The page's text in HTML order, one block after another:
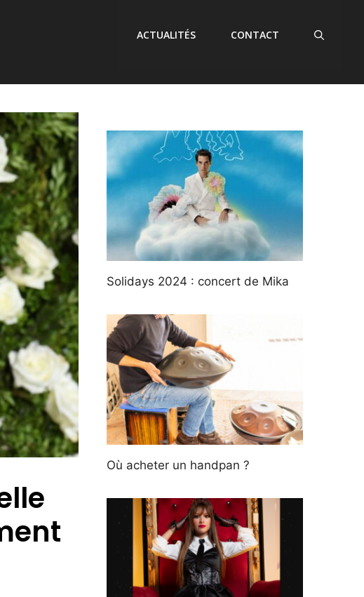
ACTUALITÉS CONTACT
Solidays 2024 : concert de Mika
Où acheter un handpan ?